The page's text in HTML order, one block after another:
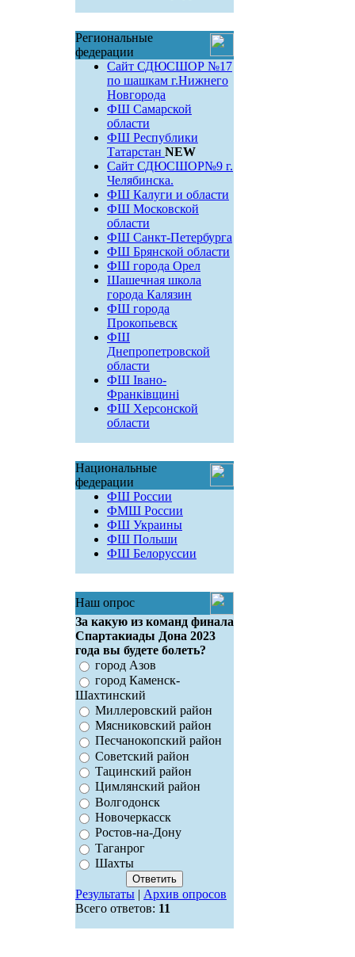
Региональные
федерации
Сайт СДЮСШОР №17
по шашкам г.Нижнего
Новгорода
ФШ Самарской
области
ФШ Республики
Татарстан NEW
Сайт СДЮСШОР№9 г.
Челябинска.
ФШ Калуги и области
ФШ Московской
области
ФШ Санкт-Петербурга
ФШ Брянской области
ФШ города Орел
Шашечная школа
города Калязин
ФШ города
Прокопьевск
ФШ
Днепропетровской
области
ФШ Івано-
Франківщині
ФШ Херсонской
области
Национальные
федерации
ФШ России
ФМШ России
ФШ Украины
ФШ Польши
ФШ Белоруссии
Наш опрос
За какую из команд финала
Спартакиады Дона 2023
года вы будете болеть?
город Азов
город Каменск-
Шахтинский
Миллеровский район
Мясниковский район
Песчанокопский район
Советский район
Тацинский район
Цимлянский район
Волгодонск
Новочеркасск
Ростов-на-Дону
Таганрог
Шахты
Результаты| Архив опросов
Всего ответов: 11